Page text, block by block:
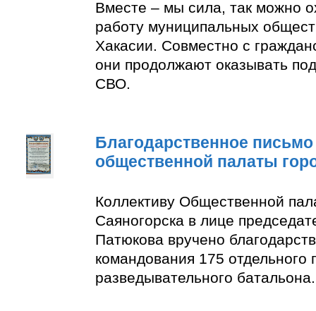
Вместе – мы сила, так можно
работу муниципальных
Хакасии. Совместно с
они продолжают оказывать
СВО.
Благодарственное письмо
общественной палаты
Коллективу Общественной
Саяногорска в лице
Патюкова вручено
командования 175 отдельного
разведывательного батальона.